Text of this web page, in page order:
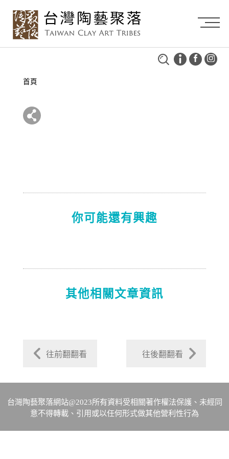
首頁
你可能還有興趣
往前翻翻看 往後翻翻看
其他相關文章資訊
台灣陶藝聚落網站@2023所有資料受相關著作權法保護、未經同
意不得轉載、引用或以任何形式做其他營利性行為